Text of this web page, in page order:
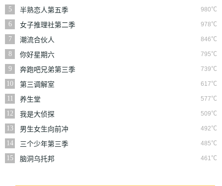
5
980℃
半熟恋人第五季
6
978℃
女子推理社第二季
7
846℃
潮流合伙人
8
795℃
你好星期六
9
739℃
奔跑吧兄弟第三季
10
617℃
第三调解室
11
577℃
养生堂
12
509℃
我是大侦探
13
492℃
男生女生向前冲
14
485℃
三个少年第三季
15
461℃
脑洞乌托邦